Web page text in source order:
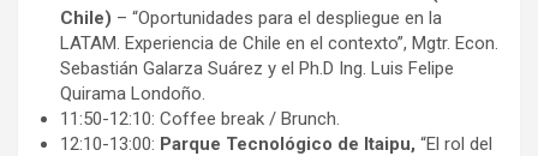
Chile) – “Oportunidades para el despliegue en la
LATAM. Experiencia de Chile en el contexto”, Mgtr. Econ.
Sebastián Galarza Suárez y el Ph.D Ing. Luis Felipe
Quirama Londoño.
11:50-12:10: Coffee break / Brunch.
12:10-13:00: Parque Tecnológico de Itaipu, “El rol del